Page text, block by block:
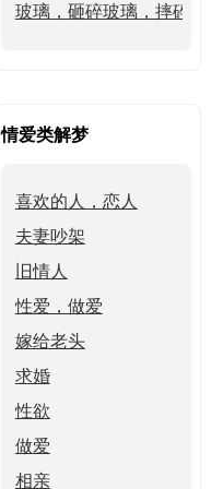
玻璃，砸碎玻璃，摔碎玻
情爱类解梦
喜欢的人，恋人
夫妻吵架
旧情人
性爱，做爱
嫁给老头
求婚
性欲
做爱
相亲